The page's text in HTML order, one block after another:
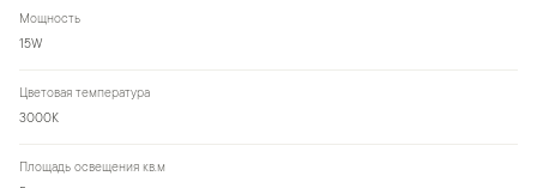
Мощность
15W
Цветовая температура
3000К
Площадь освещения кв.м